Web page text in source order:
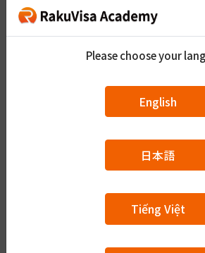
経験のある仕事:
指導経験: 3年
登壇対応可能内容
A1（N5~N4）
A2（N4~N3
Please choose your
English
日本語
Tiếng Việt